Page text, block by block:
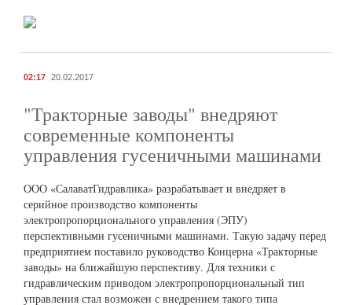
02:17 20.02.2017
"Тракторные заводы" внедряют
современные компоненты
управления гусеничными машинами
ООО «СалаватГидравлика» разрабатывает и внедряет в
серийное производство компоненты
электропропорционального управления (ЭПУ)
перспективными гусеничными машинами. Такую задачу перед
предприятием поставило руководство Концерна «Тракторные
заводы» на ближайшую перспективу. Для техники с
гидравлическим приводом электропропорциональный тип
управления стал возможен с внедрением такого типа